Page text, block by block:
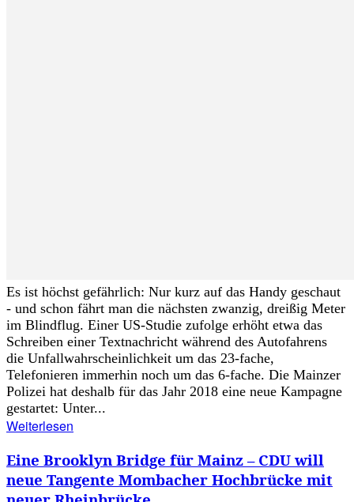
Es ist höchst gefährlich: Nur kurz auf das Handy geschaut
- und schon fährt man die nächsten zwanzig, dreißig Meter
im Blindflug. Einer US-Studie zufolge erhöht etwa das
Schreiben einer Textnachricht während des Autofahrens
die Unfallwahrscheinlichkeit um das 23-fache,
Telefonieren immerhin noch um das 6-fache. Die Mainzer
Polizei hat deshalb für das Jahr 2018 eine neue Kampagne
gestartet: Unter...
Weiterlesen
Eine Brooklyn Bridge für Mainz – CDU will
neue Tangente Mombacher Hochbrücke mit